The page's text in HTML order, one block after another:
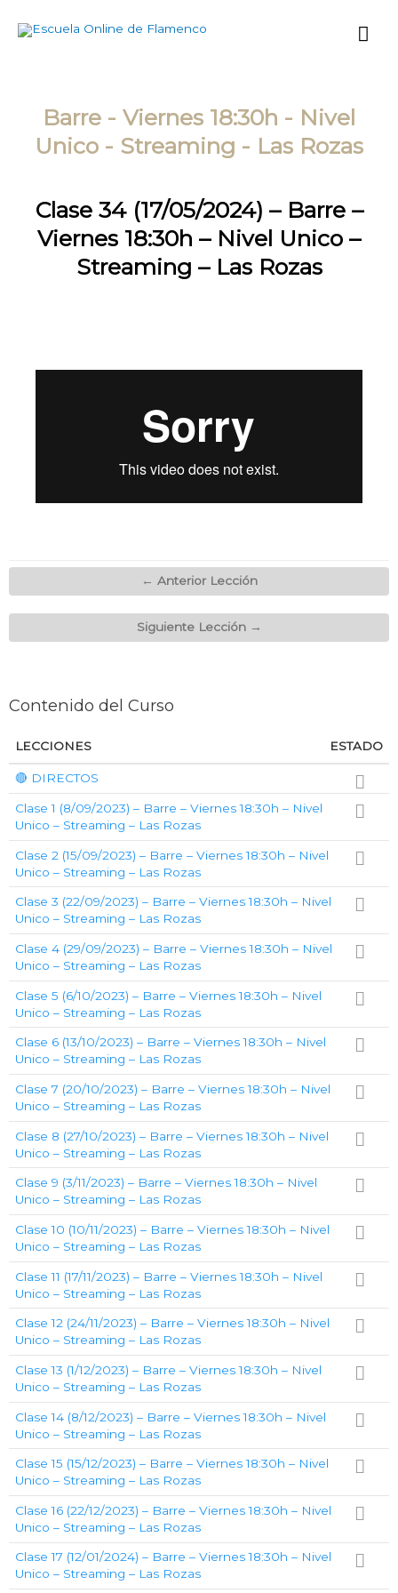
Barre - Viernes 18:30h - Nivel
Unico - Streaming - Las Rozas
Clase 34 (17/05/2024) – Barre –
Viernes 18:30h – Nivel Unico –
Streaming – Las Rozas
← Anterior Lección
Siguiente Lección →
Contenido del Curso
LECCIONES ESTADO
🔴 DIRECTOS
Clase 1 (8/09/2023) – Barre – Viernes 18:30h – Nivel
Unico – Streaming – Las Rozas
Clase 2 (15/09/2023) – Barre – Viernes 18:30h – Nivel
Unico – Streaming – Las Rozas
Clase 3 (22/09/2023) – Barre – Viernes 18:30h – Nivel
Unico – Streaming – Las Rozas
Clase 4 (29/09/2023) – Barre – Viernes 18:30h – Nivel
Unico – Streaming – Las Rozas
Clase 5 (6/10/2023) – Barre – Viernes 18:30h – Nivel
Unico – Streaming – Las Rozas
Clase 6 (13/10/2023) – Barre – Viernes 18:30h – Nivel
Unico – Streaming – Las Rozas
Clase 7 (20/10/2023) – Barre – Viernes 18:30h – Nivel
Unico – Streaming – Las Rozas
Clase 8 (27/10/2023) – Barre – Viernes 18:30h – Nivel
Unico – Streaming – Las Rozas
Clase 9 (3/11/2023) – Barre – Viernes 18:30h – Nivel
Unico – Streaming – Las Rozas
Clase 10 (10/11/2023) – Barre – Viernes 18:30h – Nivel
Unico – Streaming – Las Rozas
Clase 11 (17/11/2023) – Barre – Viernes 18:30h – Nivel
Unico – Streaming – Las Rozas
Clase 12 (24/11/2023) – Barre – Viernes 18:30h – Nivel
Unico – Streaming – Las Rozas
Clase 13 (1/12/2023) – Barre – Viernes 18:30h – Nivel
Unico – Streaming – Las Rozas
Clase 14 (8/12/2023) – Barre – Viernes 18:30h – Nivel
Unico – Streaming – Las Rozas
Clase 15 (15/12/2023) – Barre – Viernes 18:30h – Nivel
Unico – Streaming – Las Rozas
Clase 16 (22/12/2023) – Barre – Viernes 18:30h – Nivel
Unico – Streaming – Las Rozas
Clase 17 (12/01/2024) – Barre – Viernes 18:30h – Nivel
Unico – Streaming – Las Rozas